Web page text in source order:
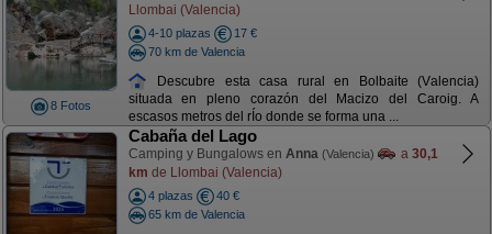
8 Fotos
Llombai (Valencia)
4-10 plazas
17 €
70 km de Valencia
Descubre esta casa rural en Bolbaite (Valencia)
situada en pleno corazón del Macizo del Caroig. A
escasos metros del rÍo donde se forma una ...
Cabaña del Lago
Camping y Bungalows en Anna (Valencia) a 30,1
km de Llombai (Valencia)
4 plazas
40 €
65 km de Valencia